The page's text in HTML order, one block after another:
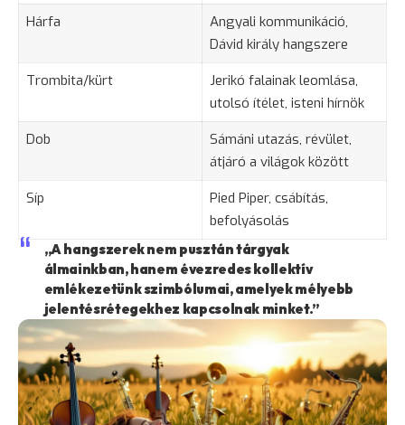
Hárfa
Angyali kommunikáció,
Dávid király hangszere
Trombita/kürt
Jerikó falainak leomlása,
utolsó ítélet, isteni hírnök
Dob
Sámáni utazás, révület,
átjáró a világok között
Síp
Pied Piper, csábítás,
befolyásolás
„A hangszerek nem pusztán tárgyak
álmainkban, hanem évezredes kollektív
emlékezetünk szimbólumai, amelyek mélyebb
jelentésrétegekhez kapcsolnak minket.”